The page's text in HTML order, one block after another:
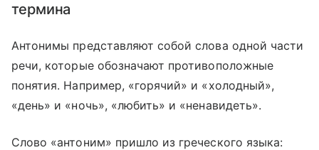
термина
Антонимы представляют собой слова одной части
речи, которые обозначают противоположные
понятия. Например, «горячий» и «холодный»,
«день» и «ночь», «любить» и «ненавидеть».
Слово «антоним» пришло из греческого языка: